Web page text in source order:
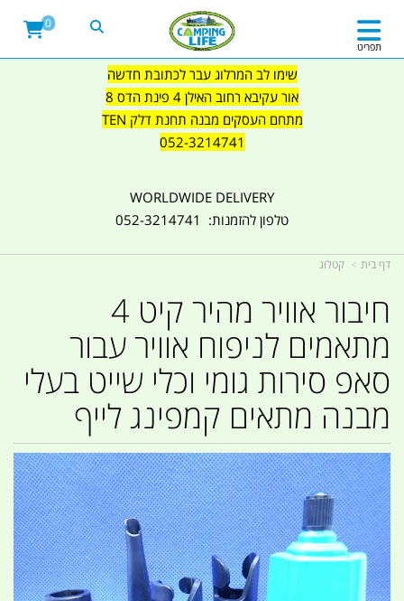
שימו לב המרלוג עבר לכתובת חדשה
אור עקיבא רחוב האילן 4 פינת הדס 8
מתחם העסקים מבנה תחנת דלק TEN
052-3214741
WORLDWIDE DELIVERY
טלפון להזמנות: 052-3214741
תפריט
0
דף בית קטלוג
חיבור אוויר מהיר קיט 4
מתאמים לניפוח אוויר עבור
סאפ סירות גומי וכלי שייט בעלי
מבנה מתאים קמפינג לייף